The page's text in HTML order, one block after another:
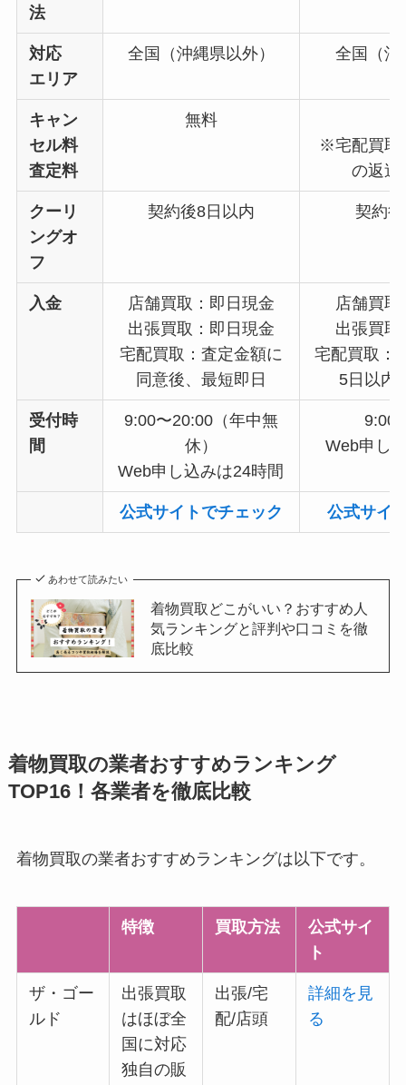
法
対応
エリア
全国（沖縄県以外） 全国（沖
キャン
セル料
査定料
無料
※宅配買取
の返送
クーリ
ングオ
フ
契約後8日以内 契約
入金
店舗買取：即日現金
出張買取：即日現金
宅配買取：査定金額に
同意後、最短即日
店舗買取
出張買取
宅配買取：
5日以内
受付時
間
9:00〜20:00（年中無
休）
Web申し込みは24時間
9:00
Web申し
公式サイトでチェック 公式サイ
あわせて読みたい
着物買取どこがいい？おすすめ人
気ランキングと評判や口コミを徹
底比較
着物買取の業者おすすめランキング
TOP16！各業者を徹底比較
着物買取の業者おすすめランキングは以下です。
特徴 買取方法
公式サイ
ト
ザ・ゴー
ルド
出張買取
はほぼ全
国に対応
独自の販
出張/宅
配/店頭
詳細を見
る